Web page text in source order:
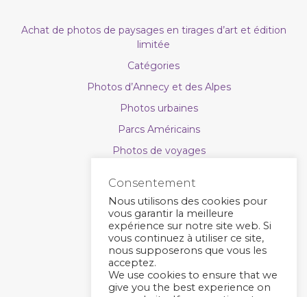
Achat de photos de paysages en tirages d’art et édition
limitée
Catégories
Photos d’Annecy et des Alpes
Photos urbaines
Parcs Américains
Photos de voyages
Calendriers photo
Bons cadeaux
Types de supports
Contact
Consentement
Nous utilisons des cookies pour
vous garantir la meilleure
expérience sur notre site web. Si
vous continuez à utiliser ce site,
nous supposerons que vous les
acceptez.
We use cookies to ensure that we
give you the best experience on